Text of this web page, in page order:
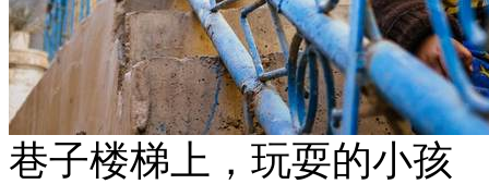
巷子楼梯上，玩耍的小孩